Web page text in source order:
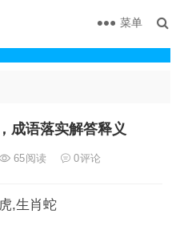
菜单
成语落实解答释义
65阅读 0评论
,生肖蛇